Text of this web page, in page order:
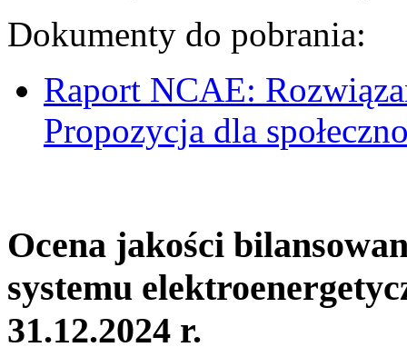
Dokumenty do pobrania:
Raport NCAE:
Propozycja dla
Ocena jakości
systemu
31.12.2024 r.